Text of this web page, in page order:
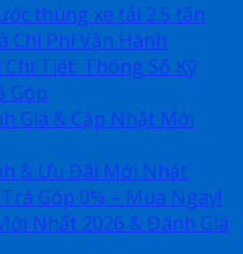
thùng xe tải 2.5 tấn
Chi Phí Vận Hành
Tiết: Thông Số Kỹ
Góp
Giá & Cập Nhật Mới
& Ưu Đãi Mới Nhất
Góp 0% – Mua Ngay!
Nhất 2026 & Đánh Giá